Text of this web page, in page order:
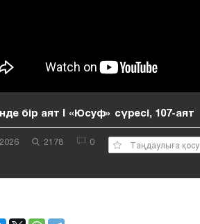
бір аят | «Юсуф» сүресі, 107-аят
2178 0 Таңдаулыға қосу